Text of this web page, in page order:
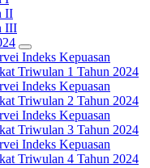
II
III
Indeks Kepuasan
Triwulan 1 Tahun 2024
Indeks Kepuasan
Triwulan 2 Tahun 2024
Indeks Kepuasan
Triwulan 3 Tahun 2024
Indeks Kepuasan
Triwulan 4 Tahun 2024